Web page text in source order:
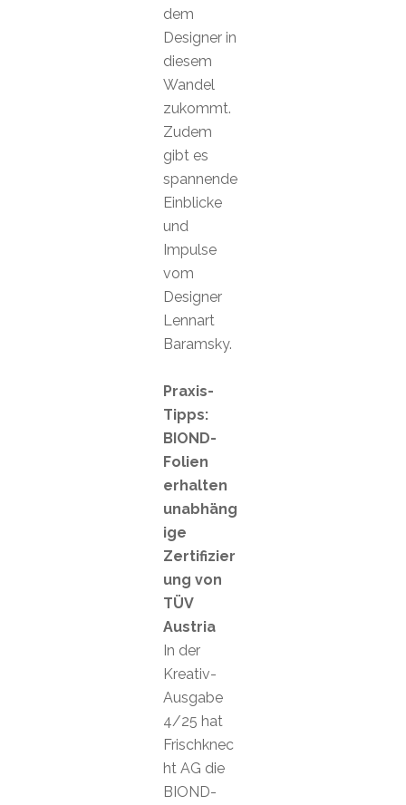
dem
Designer in
diesem
Wandel
zukommt.
Zudem
gibt es
spannende
Einblicke
und
Impulse
vom
Designer
Lennart
Baramsky.
Praxis-
Tipps:
BIOND-
Folien
erhalten
unabhäng
ige
Zertifizier
ung von
TÜV
Austria
In der
Kreativ-
Ausgabe
4/25 hat
Frischknec
ht AG die
BIOND-